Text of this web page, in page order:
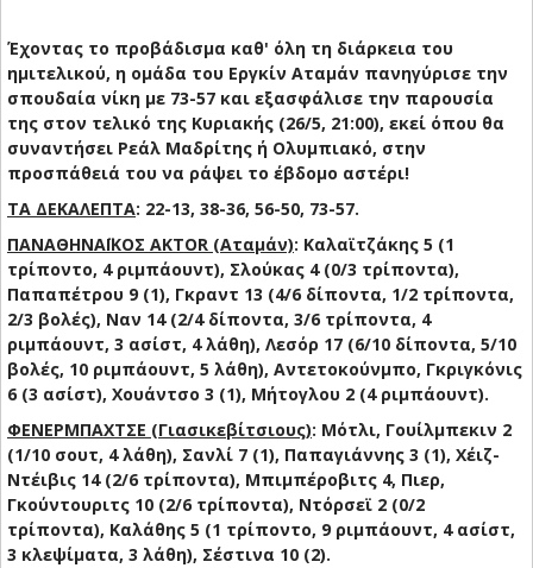
Έχοντας το προβάδισμα καθ' όλη τη διάρκεια του
ημιτελικού, η ομάδα του Εργκίν Αταμάν πανηγύρισε την
σπουδαία νίκη με 73-57 και εξασφάλισε την παρουσία
της στον τελικό της Κυριακής (26/5, 21:00), εκεί όπου θα
συναντήσει Ρεάλ Μαδρίτης ή Ολυμπιακό, στην
προσπάθειά του να ράψει το έβδομο αστέρι!
ΤΑ ΔΕΚΑΛΕΠΤΑ: 22-13, 38-36, 56-50, 73-57.
ΠΑΝΑΘΗΝΑΪΚΟΣ AKTOR (Αταμάν): Καλαϊτζάκης 5 (1
τρίποντο, 4 ριμπάουντ), Σλούκας 4 (0/3 τρίποντα),
Παπαπέτρου 9 (1), Γκραντ 13 (4/6 δίποντα, 1/2 τρίποντα,
2/3 βολές), Ναν 14 (2/4 δίποντα, 3/6 τρίποντα, 4
ριμπάουντ, 3 ασίστ, 4 λάθη), Λεσόρ 17 (6/10 δίποντα, 5/10
βολές, 10 ριμπάουντ, 5 λάθη), Αντετοκούνμπο, Γκριγκόνις
6 (3 ασίστ), Χουάντσο 3 (1), Μήτογλου 2 (4 ριμπάουντ).
ΦΕΝΕΡΜΠΑΧΤΣΕ (Γιασικεβίτσιους): Μότλι, Γουίλμπεκιν 2
(1/10 σουτ, 4 λάθη), Σανλί 7 (1), Παπαγιάννης 3 (1), Χέιζ-
Ντέιβις 14 (2/6 τρίποντα), Μπιμπέροβιτς 4, Πιερ,
Γκούντουριτς 10 (2/6 τρίποντα), Ντόρσεϊ 2 (0/2
τρίποντα), Καλάθης 5 (1 τρίποντο, 9 ριμπάουντ, 4 ασίστ,
3 κλεψίματα, 3 λάθη), Σέστινα 10 (2).